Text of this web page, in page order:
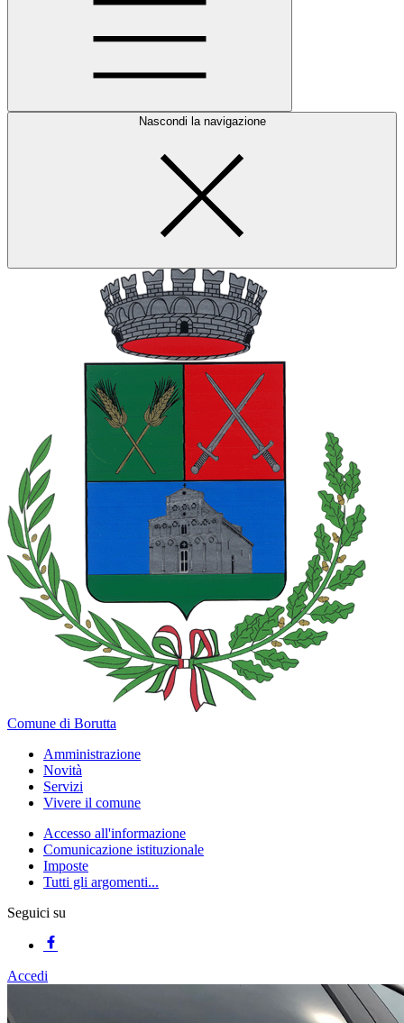
Nascondi la navigazione
Comune di Borutta
Amministrazione
Novità
Servizi
Vivere il comune
Accesso all'informazione
Comunicazione istituzionale
Imposte
Tutti gli argomenti...
Seguici su
Accedi